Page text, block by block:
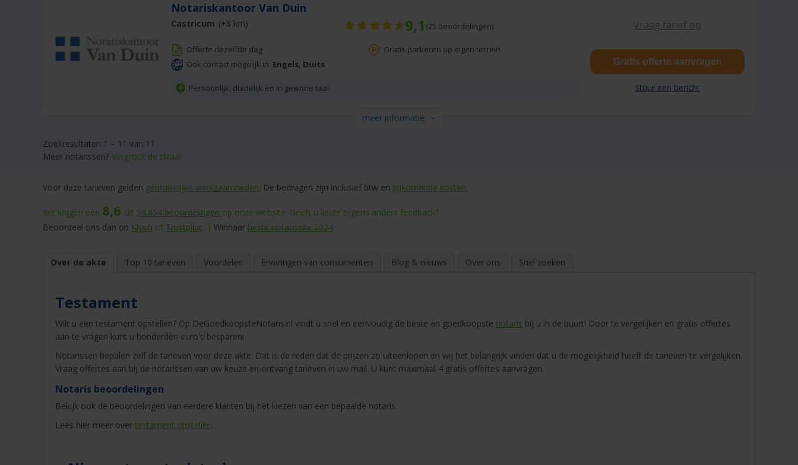
Vraag tarief op
Notariskantoor Van Duin
9,1 (25 beoordelingen)
Castricum (+8 km)
Offerte dezelfde dag
Gratis parkeren op eigen terrein
Ook contact mogelijk in: Engels, Duits
Persoonlijk, duidelijk en in gewone taal
Gratis offerte aanvragen
Stuur een bericht
meer informatie
Zoekresultaten 1 – 11 van 11
Meer notarissen? Vergroot de straal.
Voor deze tarieven gelden gebruikelijke werkzaamheden. De bedragen zijn inclusief btw en bijkomende kosten.
We krijgen een 8,6 uit 59.854 beoordelingen op onze website. Geeft u liever ergens anders feedback?
Beoordeel ons dan op Kiyoh of Trustpilot. | Winnaar beste notarissite 2024
Over de akte
Testament
Wilt u een testament opstellen? Op DeGoedkoopsteNotaris.nl vindt u snel en eenvoudig de beste en goedkoopste notaris bij u in de buurt! Door te vergelijken en gratis offertes
aan te vragen kunt u honderden euro's besparen!
Notarissen bepalen zelf de tarieven voor deze akte. Dat is de reden dat de prijzen zo uiteenlopen en wij het belangrijk vinden dat u de mogelijkheid heeft de tarieven te vergelijken.
Vraag offertes aan bij de notarissen van uw keuze en ontvang tarieven in uw mail. U kunt maximaal 4 gratis offertes aanvragen.
Notaris beoordelingen
Bekijk ook de beoordelingen van eerdere klanten bij het kiezen van een bepaalde notaris.
Lees hier meer over testament opstellen.
Top 10 tarieven Voordelen Ervaringen van consumenten Blog & nieuws Over ons Snel zoeken